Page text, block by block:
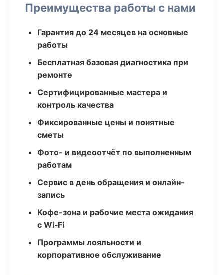
Преимущества работы с нами
Гарантия до 24 месяцев на основные
работы
Бесплатная базовая диагностика при
ремонте
Сертифицированные мастера и
контроль качества
Фиксированные цены и понятные
сметы
Фото- и видеоотчёт по выполненным
работам
Сервис в день обращения и онлайн-
запись
Кофе-зона и рабочие места ожидания
с Wi‑Fi
Программы лояльности и
корпоративное обслуживание